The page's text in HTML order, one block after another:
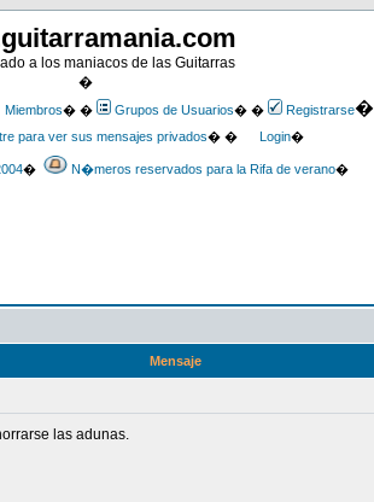
a los maniacos de las Guitarras
�
Miembros� � Grupos de Usuarios� � Registrarse�
para ver sus mensajes privados� � Login�
� N�meros reservados para la Rifa de verano�
Mensaje
las adunas.